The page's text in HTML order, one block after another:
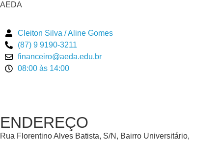
AEDA
Cleiton Silva / Aline Gomes
(87) 9 9190-3211
financeiro@aeda.edu.br
08:00 às 14:00
ENDEREÇO
Rua Florentino Alves Batista, S/N, Bairro Universitário,